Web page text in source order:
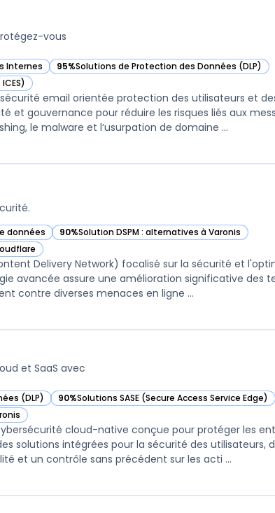
vous
Internes 95%Solutions de Protection des Données (DLP)
— voir Proofpoint dans cette catégorie
email orientée protection des utilisateurs et
et gouvernance pour réduire les risques liés aux
sortants. La solution adresse le phishing, le malware et l’usurpation de domaine ...
données 90%Solution DSPM : alternatives à Varonis
— voir Imperva dans cette catégorie
Delivery Network) focalisé sur la sécurité et
avancée assure une amélioration significative des
contre diverses menaces en ligne ...
et SaaS avec
(DLP) 90%Solutions SASE (Secure Access Service Edge)
— voir Netskope dans cette catégorie
cloud-native conçue pour protéger les
solutions intégrées pour la sécurité des utilisateurs,
et un contrôle sans précédent sur les acti ...